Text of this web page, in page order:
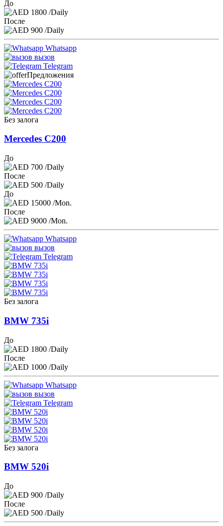
До
1800 /Daily
После
900 /Daily
Whatsapp
вызов
Telegram
Предложения
Без залога
Mercedes C200
До
700 /Daily
После
500 /Daily
До
15000 /Mon.
После
9000 /Mon.
Whatsapp
вызов
Telegram
Без залога
BMW 735i
До
1800 /Daily
После
1000 /Daily
Whatsapp
вызов
Telegram
Без залога
BMW 520i
До
900 /Daily
После
500 /Daily